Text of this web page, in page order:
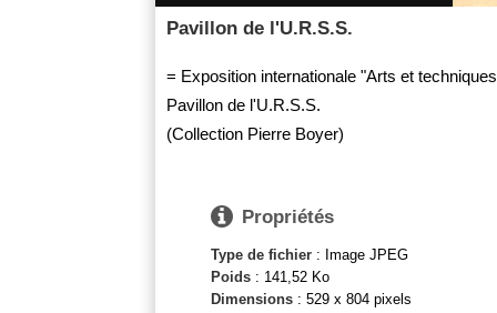
Pavillon de l'U.R.S.S.
= Exposition internationale "Arts et
Pavillon de l'U.R.S.S.
(Collection Pierre Boyer)
 Propriétés
Type de fichier: Image JPEG
Poids: 141,52 Ko
Dimensions: 529 x 804 pixels